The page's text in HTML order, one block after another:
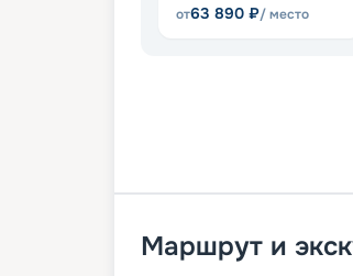
от63 890 ₽/ место
Маршрут и